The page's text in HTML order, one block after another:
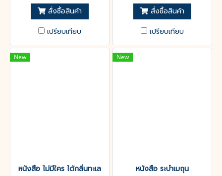
สั่งซื้อสินค้า
เปรียบเทียบ
สั่งซื้อสินค้า
เปรียบเทียบ
New
หนังสือ ไม่มีใคร ได้กลิ่นทะเล
New
หนังสือ ระบำเมถุน